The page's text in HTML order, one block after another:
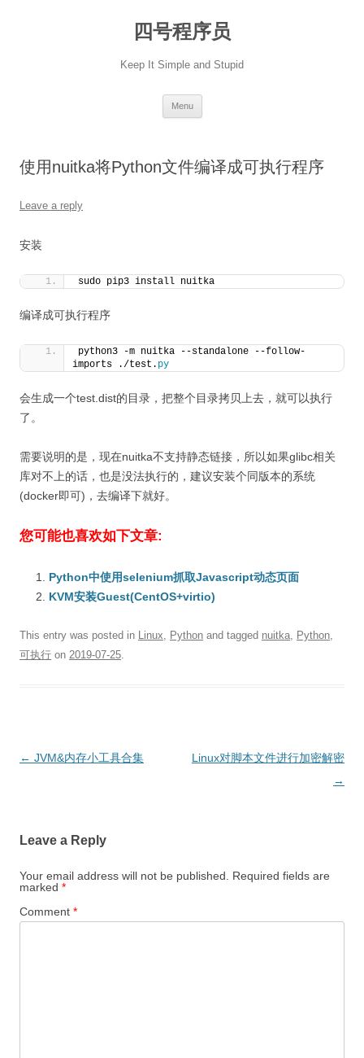
四号程序员
Keep It Simple and Stupid
Menu
使用nuitka将Python文件编译成可执行程序
Leave a reply
安装
sudo pip3 install nuitka
编译成可执行程序
python3 -m nuitka --standalone --follow-
imports ./test. py
会生成一个test.dist的目录，把整个目录拷贝上去，就可以执行
了。
需要说明的是，现在nuitka不支持静态链接，所以如果glibc相关
库对不上的话，也是没法执行的，建议安装个同版本的系统
(docker即可)，去编译下就好。
您可能也喜欢如下文章:
Python中使用selenium抓取Javascript动态页面
KVM安装Guest(CentOS+virtio)
This entry was posted in Linux, Python and tagged nuitka, Python,
可执行 on 2019-07-25.
Post
← JVM&内存小工具合集
Linux对脚本文件进行加密解密
→
Leave a Reply
Your email address will not be published.
Required fields are
marked *
Comment *